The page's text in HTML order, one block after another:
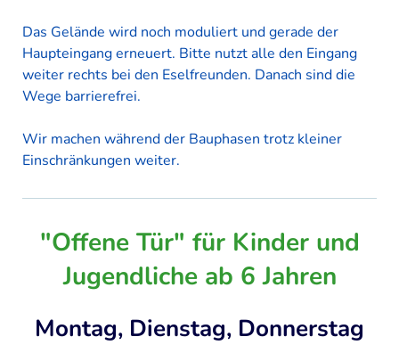
Das Gelände wird noch moduliert und gerade der
Haupteingang erneuert. Bitte nutzt alle den Eingang
weiter rechts bei den Eselfreunden. Danach sind die
Wege barrierefrei.
Wir machen während der Bauphasen trotz kleiner
Einschränkungen weiter.
"Offene Tür" für Kinder und
Jugendliche ab 6 Jahren
Montag, Dienstag, Donnerstag